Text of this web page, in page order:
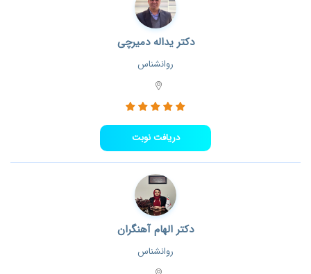
دکتر یداله دمیرچی
روانشناس
دریافت نوبت
دکتر الهام آهنگران
روانشناس